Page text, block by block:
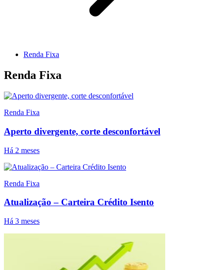
Renda Fixa
Renda Fixa
Renda Fixa
Aperto divergente, corte desconfortável
Há 2 meses
Renda Fixa
Atualização – Carteira Crédito Isento
Há 3 meses